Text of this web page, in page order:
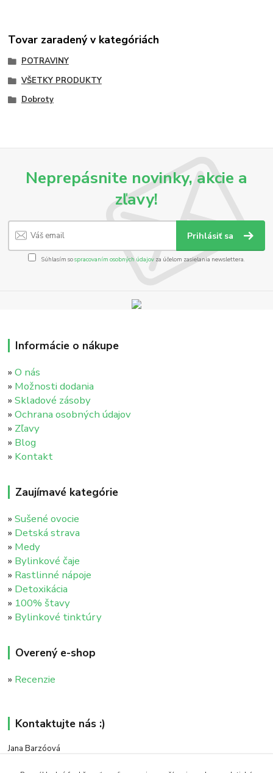
Tovar zaradený v kategóriách
POTRAVINY
VŠETKY PRODUKTY
Dobroty
Neprepásnite novinky, akcie a
zľavy!
Prihlásiť sa
Súhlasím sospracovaním osobných údajov za účelom zasielania newslettera.
Informácie o nákupe
»O nás
» Možnosti dodania
»Skladové zásoby
»Ochrana osobných údajov
» Zľavy
» Blog
» Kontakt
Zaujímavé kategórie
»Sušené ovocie
» Detská strava
» Medy
» Bylinkové čaje
» Rastlinné nápoje
» Detoxikácia
» 100% štavy
» Bylinkové tinktúry
Overený e-shop
» Recenzie
Kontaktujte nás :)
Jana Barzóová